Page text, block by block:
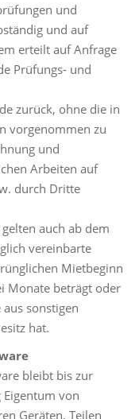
und
und auf
erteilt auf Anfrage
Prüfungs- und
zurück, ohne die in
vorgenommen zu
und
Arbeiten auf
durch Dritte
auch ab dem
vereinbarte
Mietbeginn
Monate beträgt oder
sonstigen
hat.
bleibt bis zur
von
Geräten, Teilen